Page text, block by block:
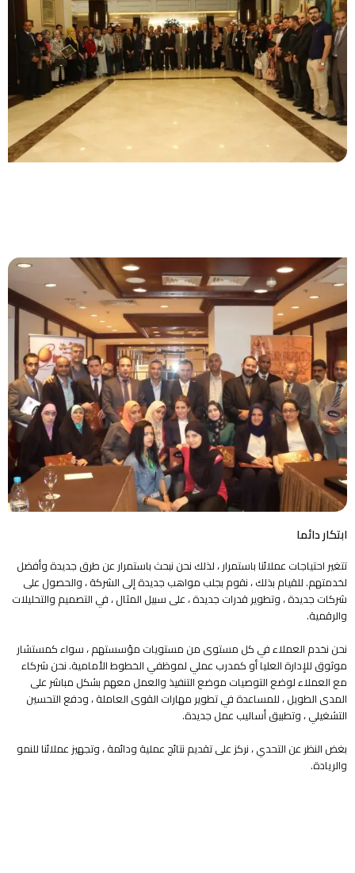
ابتكار دائما
تتغير احتياجات عملائنا باستمرار ، لذلك نحن نبحث باستمرار عن طرق جديدة وأفضل
لخدمتهم. للقيام بذلك ، نقوم بجلب مواهب جديدة إلى الشركة ، والحصول على
شركات جديدة ، وتطوير قدرات جديدة ، على سبيل المثال ، في التصميم والتحليلات
والرقمية.
نحن نخدم العملاء في كل مستوى من مستويات مؤسستهم ، سواء كمستشار
موثوق للإدارة العليا أو كمدرب عملي لموظفي الخطوط الأمامية. نحن شركاء
مع العملاء لوضع التوصيات موضع التنفيذ والعمل معهم بشكل مباشر على
المدى الطويل ، للمساعدة في تطوير مهارات القوى العاملة ، ودفع التحسين
التشغيلي ، وتطبيق أساليب عمل جديدة.
بغض النظر عن التحدي ، نركز على تقديم نتائج عملية ودائمة ، وتجهيز عملائنا للنمو
والريادة.